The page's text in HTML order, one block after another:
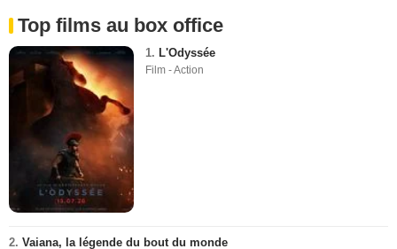
Top films au box office
1. L'Odyssée
Film - Action
2. Vaiana, la légende du bout du monde